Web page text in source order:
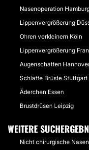
Nasenoperation
Lippenvergrößerung
Ohren verkleinern Köln
Lippenvergrößerung
Augenschatten
Schlaffe Brüste Stuttgart
Äderchen Essen
Brustdrüsen Leipzig
WEITERE
Nicht chirurgische